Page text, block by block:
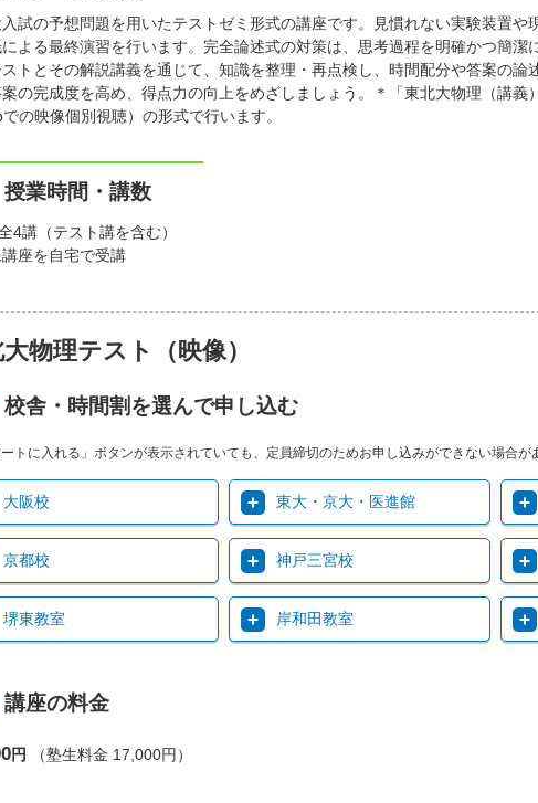
試の予想問題を用いたテストゼミ形式の講座です。見慣れない実験装置
よる最終演習を行います。完全論述式の対策は、思考過程を明確かつ簡
ストとその解説講義を通じて、知識を整理・再点検し、時間配分や答案の
の完成度を高め、得点力の向上をめざしましょう。＊「東北大物理（講
での映像個別視聴）の形式で行います。
授業時間・講数
4講（テスト講を含む）
座を自宅で受講
物理テスト（映像）
校舎・時間割を選んで申し込む
ートに入れる」ボタンが表示されていても、定員締切のためお申し込みができない場合が
大阪校 東大・京大・医進館
京都校 神戸三宮校
堺東教室 岸和田教室
講座の料金
円 （塾生料金 17,000円）